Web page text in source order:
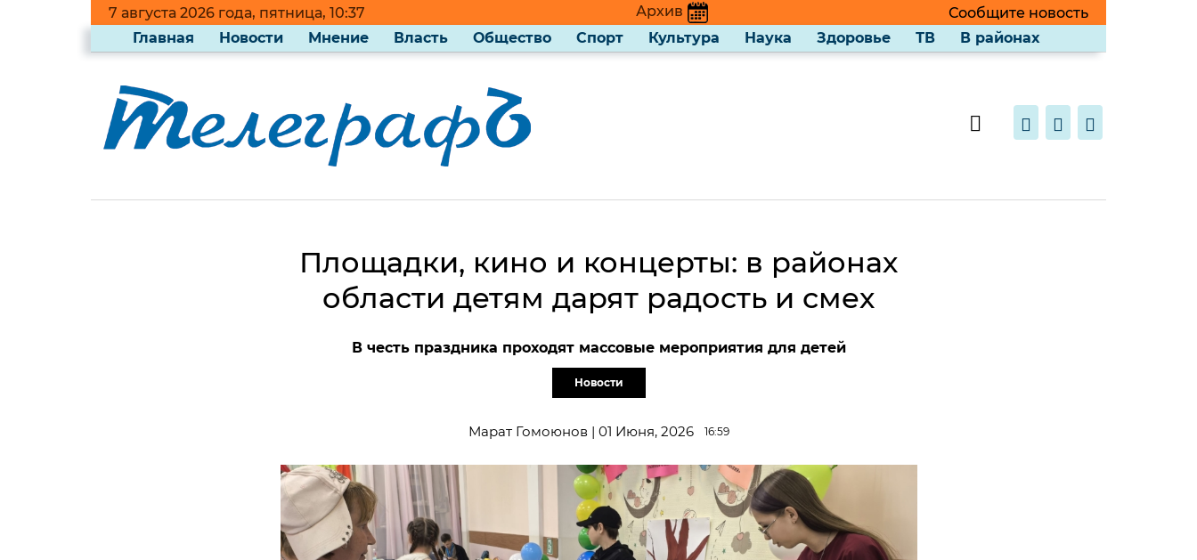
7 августа 2026 года, пятница, 10:37 Архив
Сообщите новость
Главная
Новости Мнение Власть Общество Спорт Культура Наука Здоровье ТВ В районах
Площадки, кино и концерты: в районах
области детям дарят радость и смех
В честь праздника проходят массовые мероприятия для детей
Новости
Марат Гомоюнов | 01 Июня, 2026 16:59